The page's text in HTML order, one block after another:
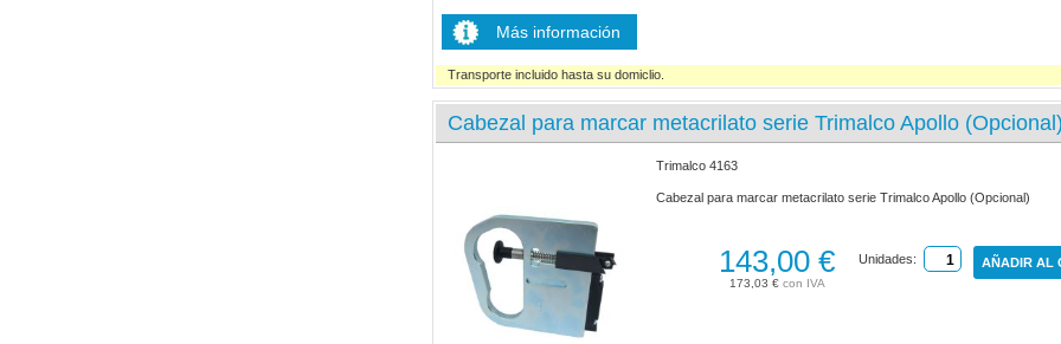
Más información
Transporte incluido hasta su domiclio.
Cabezal para marcar metacrilato serie Trimalco Apollo (Opcional)
Trimalco 4163
Cabezal para marcar metacrilato serie Trimalco Apollo (Opcional)
173,03 €
143,00 € Unidades: AÑADIR AL